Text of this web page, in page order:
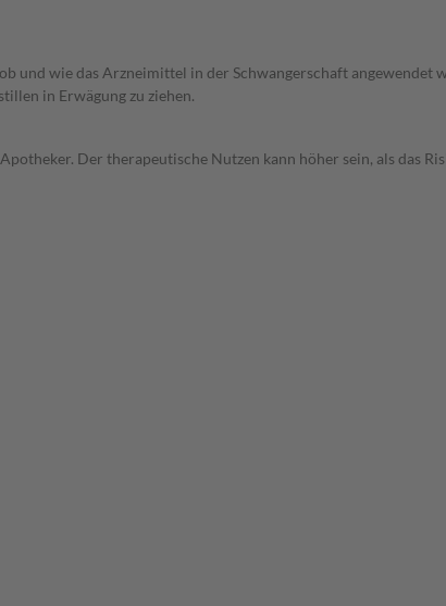
und wie das Arzneimittel in der Schwangerschaft angewendet
in Erwägung zu ziehen.
Der therapeutische Nutzen kann höher sein, als das